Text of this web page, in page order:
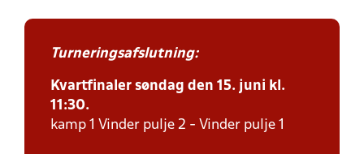
Turneringsafslutning:
Kvartfinaler søndag den 15. juni kl.
11:30.
kamp 1 Vinder pulje 2 - Vinder pulje 1